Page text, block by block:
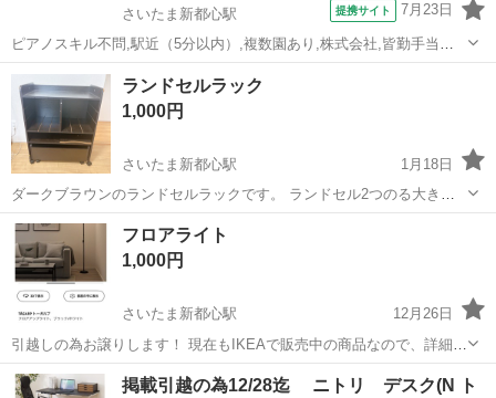
さいたま新都心駅
提携サイト 7月23日
ピアノスキル不問,駅近（5分以内）,複数園あり,株式会社,皆勤手当あ
り,園見学可,残業ほぼなし,持ち帰り残業無し,ブランクOK,年間休日120
日以上 保育業務全般、書類(連絡帳、日誌)、製作業務、環境整備等
2027年4...
埼玉 さいたま市 さいたま新都心駅
ランドセルラック
1,000円
さいたま新都心駅
1月18日
ダークブラウンのランドセルラックです。 ランドセル2つのる大きさ
です。 下にキャスター付きの大型の引き出し付きです。 新品のものを
3万円で購入しました。 汚れ傷あります。 ご了承ください。 さいたま
市見沼区のセブンイレブ...
埼玉 さいたま市 さいたま新都心駅
ランドセル
フロアライト
1,000円
さいたま新都心駅
12月26日
引越しの為お譲りします！ 現在もIKEAで販売中の商品なので、詳細
は、 商品名:トーガルプで、ご確認頂けますと幸いです！
埼玉 さいたま市 さいたま新都心駅 照明器具
掲載引越の為12/28迄 ニトリ デスク(N ト